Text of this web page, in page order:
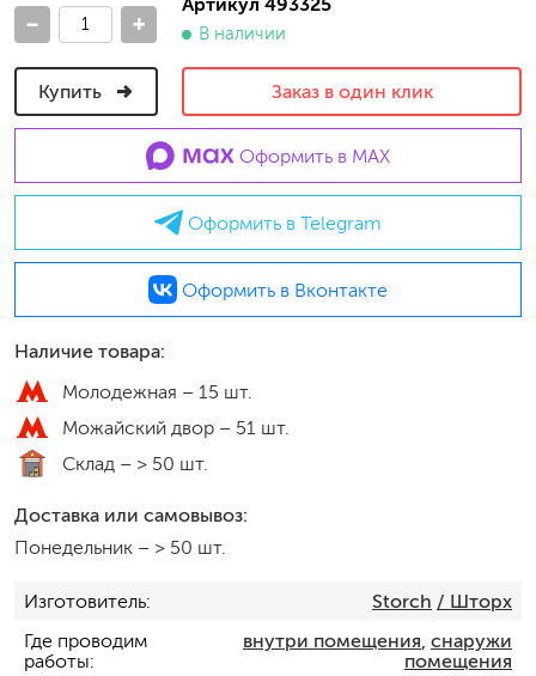
- +
Артикул 493325
В наличии
Купить Заказ в один клик
Оформить в MAX
Оформить в Telegram
Оформить в Вконтакте
Наличие товара:
Молодежная – 15 шт.
Можайский двор – 51 шт.
Склад – > 50 шт.
Доставка или самовывоз:
Понедельник – > 50 шт.
Изготовитель Storch / Шторх
Где проводим
работы
внутри помещения снаружи
помещения